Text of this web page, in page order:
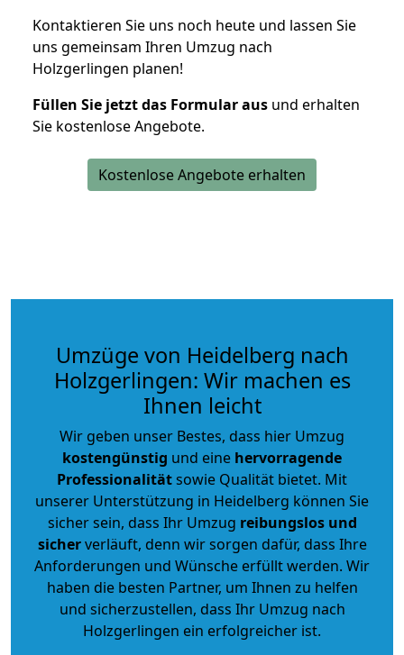
Kontaktieren Sie uns noch heute und lassen Sie
uns gemeinsam Ihren Umzug nach
Holzgerlingen planen!
Füllen Sie jetzt das Formular aus und erhalten
Sie kostenlose Angebote.
Kostenlose Angebote erhalten
Umzüge von Heidelberg nach
Holzgerlingen: Wir machen es
Ihnen leicht
Wir geben unser Bestes, dass hier Umzug
kostengünstig und eine hervorragende
Professionalitätsowie Qualität bietet. Mit
unserer Unterstützung in Heidelberg können Sie
sicher sein, dass Ihr Umzug reibungslos und
sicherverläuft, denn wir sorgen dafür, dass Ihre
Anforderungen und Wünsche erfüllt werden. Wir
haben die besten Partner, um Ihnen zu helfen
und sicherzustellen, dass Ihr Umzug nach
Holzgerlingen ein erfolgreicher ist.